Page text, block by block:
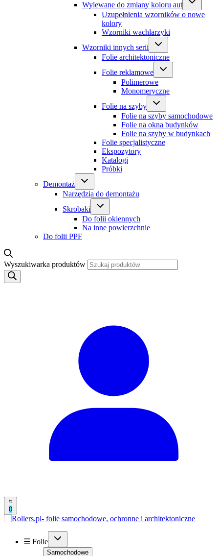
Wylewane do zmiany koloru aut
Uzupełnienia wzorników o nowe
kolory
Wzorniki wachlarzyki
Wzorniki innych serii
Folie architektoniczne
Folie reklamowe
Polimerowe
Monomeryczne
Folie na szyby
Folie na szyby samochodowe
Folie na okna budynków
Folie na szyby w budynkach
Folie specjalistyczne
Ekspozytory
Katalogi
Próbki
Demontaż
Narzędzia do demontażu
Skrobaki
Do folii okiennych
Na inne powierzchnie
Do folii PPF
Wyszukiwarka produktów
0
☰ Folie
Samochodowe